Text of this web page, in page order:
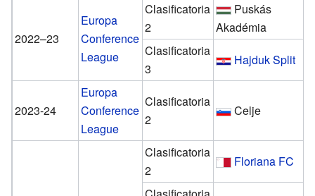
2022–23
Europa
Conference
League
Clasificatoria
2
Puskás
Akadémia
Clasificatoria
3
Hajduk Split
2023-24
Europa
Conference
League
Clasificatoria
2
Celje
Clasificatoria
2
Floriana FC